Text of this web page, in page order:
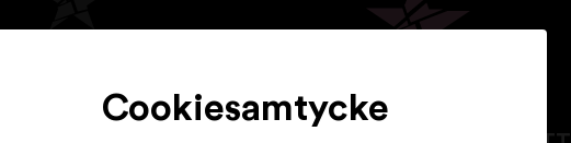
THE ARK
WORRYING KINDCookiesamtycke